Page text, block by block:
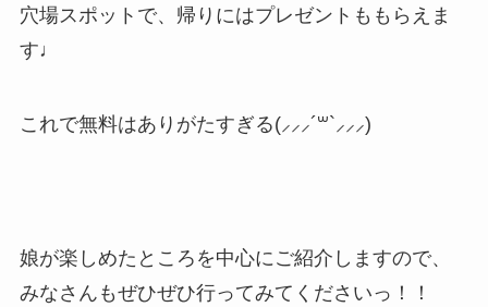
穴場スポットで、帰りにはプレゼントももらえま
す♩
これで無料はありがたすぎる(⸝⸝⸝´꒳`⸝⸝⸝)
娘が楽しめたところを中心にご紹介しますので、
みなさんもぜひぜひ行ってみてくださいっ！！